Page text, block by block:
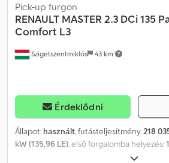
Szigetszentmiklós 43 km
Pick-up furgon
RENAULT MASTER 2.3 DCi 135
Comfort L3
Érdeklődni
Állapot: használt, futásteljesítmény:218
kW (135,96 LE), első forgalomba helyezés:
, össztömeg: